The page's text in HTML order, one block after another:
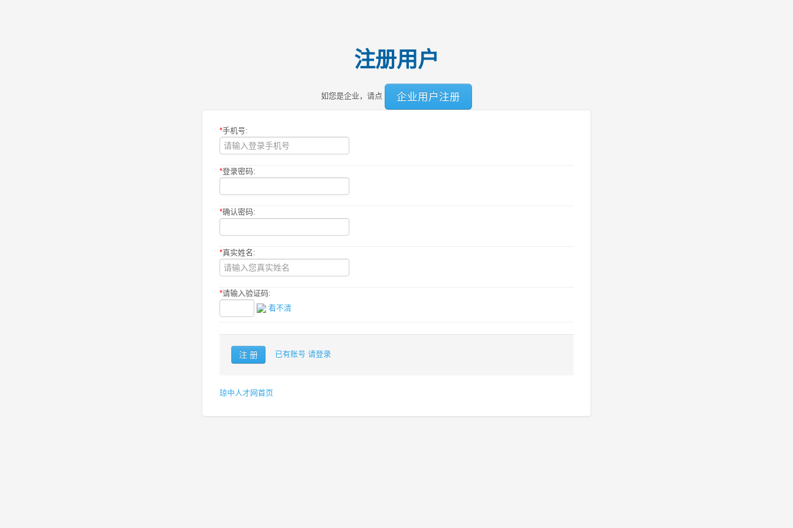
注册用户
如您是企业，请点 企业用户注册
*手机号:
*登录密码:
*确认密码:
*真实姓名:
*请输入验证码:
看不清
已有账号 请登录
琼中人才网首页